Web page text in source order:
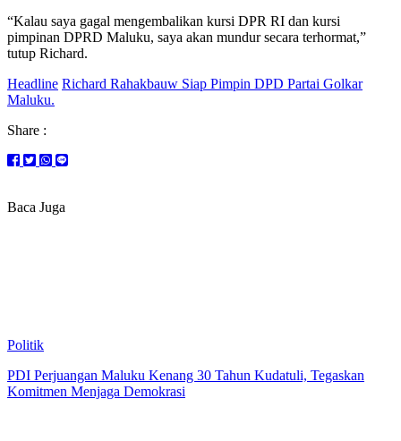
“Kalau saya gagal mengembalikan kursi DPR RI dan kursi
pimpinan DPRD Maluku, saya akan mundur secara terhormat,”
tutup Richard.
Headline Richard Rahakbauw Siap Pimpin DPD Partai Golkar
Maluku.
Share :
Baca Juga
Politik
PDI Perjuangan Maluku Kenang 30 Tahun Kudatuli, Tegaskan
Komitmen Menjaga Demokrasi